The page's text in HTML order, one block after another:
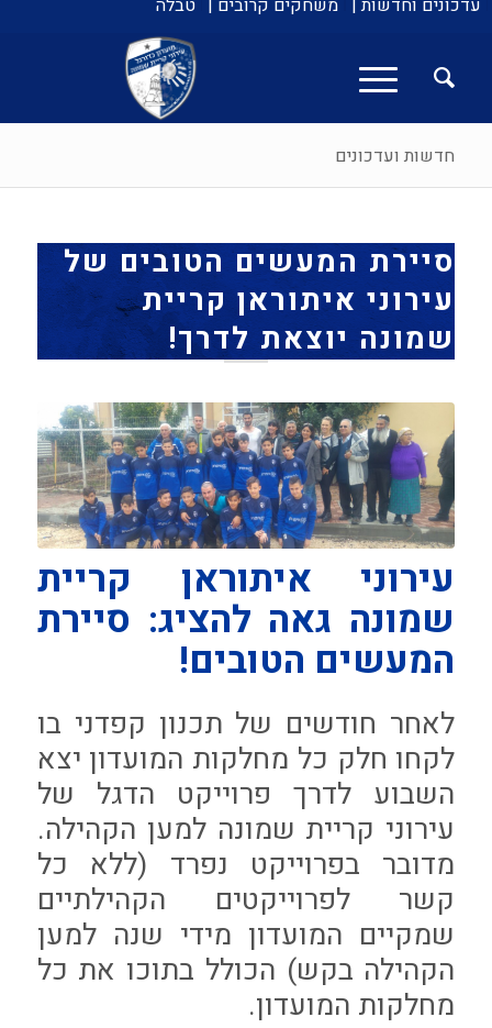
עדכונים וחדשות | משחקים קרובים | טבלה
חדשות ועדכונים
סיירת המעשים הטובים של
עירוני איתוראן קריית
שמונה יוצאת לדרך!
עירוני איתוראן קריית
שמונה גאה להציג: סיירת
המעשים הטובים!
לאחר חודשים של תכנון קפדני בו
לקחו חלק כל מחלקות המועדון יצא
השבוע לדרך פרוייקט הדגל של
עירוני קריית שמונה למען הקהילה.
מדובר בפרוייקט נפרד (ללא כל
קשר לפרוייקטים הקהילתיים
שמקיים המועדון מידי שנה למען
הקהילה בקש) הכולל בתוכו את כל
מחלקות המועדון.